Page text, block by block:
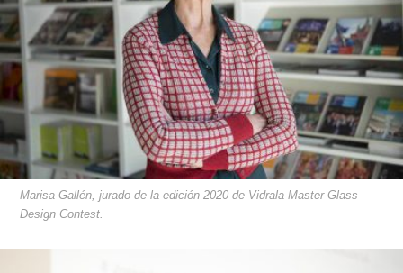
Marisa Gallén, jurado de la edición 2020 de Vidrala Master Glass
Design Contest.